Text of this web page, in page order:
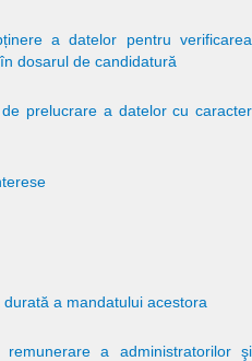
a datelor pentru verificarea
dosarul de candidatură
prelucrare a datelor cu caracter
a mandatului acestora
a administratorilor şi